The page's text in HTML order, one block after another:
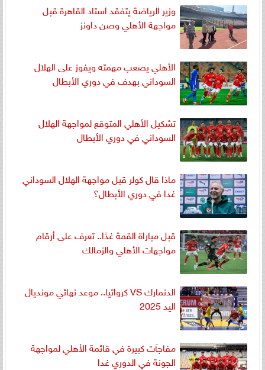
وزير الرياضة يتفقد استاد القاهرة قبل
مواجهة الأهلي وصن داونز
الأهلي يصعب مهمته ويفوز على الهلال
السوداني بهدف في دوري الأبطال
تشكيل الأهلي المتوقع لمواجهة الهلال
السوداني في دوري الأبطال
ماذا قال كولر قبل مواجهة الهلال السوداني
غدا في دوري الأبطال؟
قبل مباراة القمة غدًا.. تعرف على أرقام
مواجهات الأهلي والزمالك
الدنمارك VS كرواتيا.. موعد نهائي مونديال
اليد 2025
مفاجآت كبيرة في قائمة الأهلي لمواجهة
الجونة في الدوري غدا